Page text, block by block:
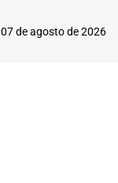
07 de agosto de 2026